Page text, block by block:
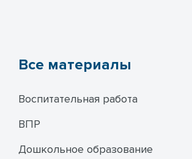
Все материалы
Воспитательная работа
ВПР
Дошкольное образование